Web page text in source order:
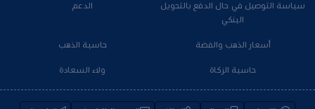
سياسة التوصيل في حال الدفع بالتحويل
البنكي
الدعم
أسعار الذهب والفضة حاسبة الذهب
حاسبة الزكاة ولاء السعادة